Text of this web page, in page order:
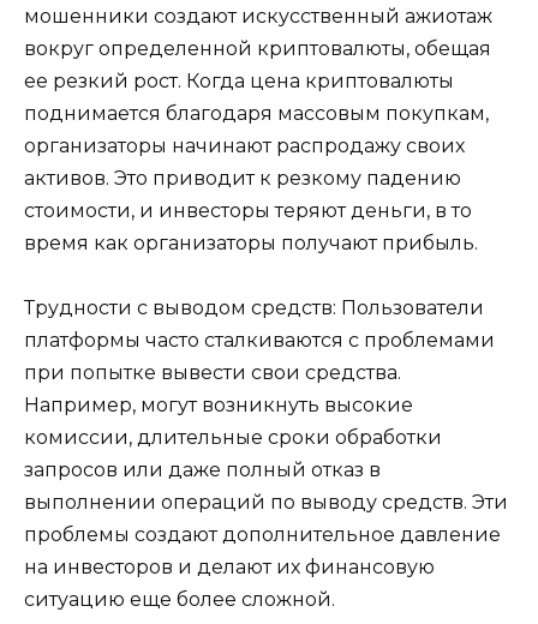
мошенники создают искусственный ажиотаж
вокруг определенной криптовалюты, обещая
ее резкий рост. Когда цена криптовалюты
поднимается благодаря массовым покупкам,
организаторы начинают распродажу своих
активов. Это приводит к резкому падению
стоимости, и инвесторы теряют деньги, в то
время как организаторы получают прибыль.
Трудности с выводом средств: Пользователи
платформы часто сталкиваются с проблемами
при попытке вывести свои средства.
Например, могут возникнуть высокие
комиссии, длительные сроки обработки
запросов или даже полный отказ в
выполнении операций по выводу средств. Эти
проблемы создают дополнительное давление
на инвесторов и делают их финансовую
ситуацию еще более сложной.